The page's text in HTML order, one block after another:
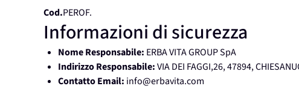
Cod.PEROF.
Informazioni di sicurezza
Nome Responsabile: ERBA VITA GROUP SpA
Indirizzo Responsabile:VIA DEI FAGGI,26, 47894,
Contatto Email: info@erbavita.com